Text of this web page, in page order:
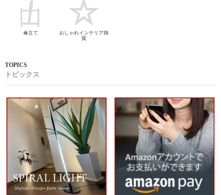
傘立て
おしゃれインテリア雑
貨
トピックス